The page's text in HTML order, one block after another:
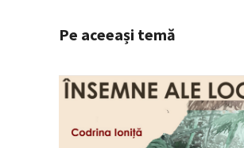
Pe aceeași temă